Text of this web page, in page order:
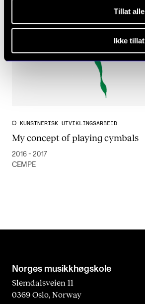
Tillat alle
Ikke tillat
KUNSTNERISK UTVIKLINGSARBEID
My concept of playing cymbals
2016 - 2017
CEMPE
Norges musikk­høgskole
Slemdalsveien 11
0369 Oslo, Norway